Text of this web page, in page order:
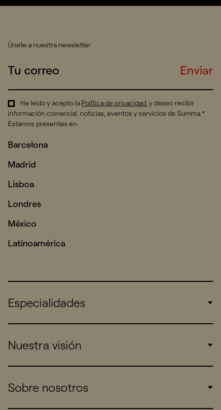
Únete a nuestra newsletter
Enviar
He leído y acepto la Política de privacidad. y deseo recibir
información comercial, noticias, eventos y servicios de Summa.*
Estamos presentes en
Barcelona
Madrid
Lisboa
Londres
México
Latinoamérica
Especialidades
Consumers
Startups
Nuestra visión
Work
Sobre nosotros